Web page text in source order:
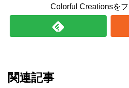
Colorful Creationsを
関連記事